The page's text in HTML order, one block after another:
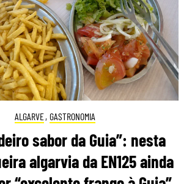
ALGARVE, GASTRONOMIA
sabor da Guia”: nesta
algarvia da EN125 ainda